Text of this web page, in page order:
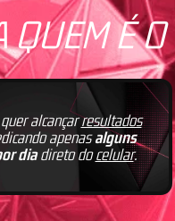
QUEM É O
alcançarresultados
apenasalguns
diadireto docelular.